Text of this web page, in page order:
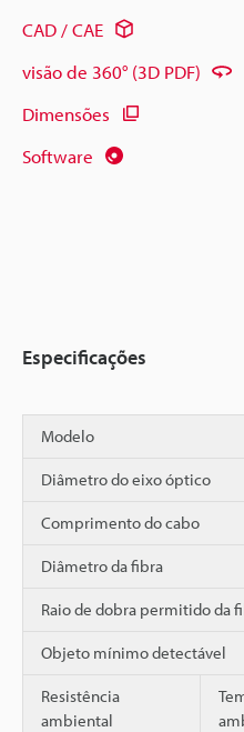
CAD / CAE
visão de 360° (3D PDF)
Dimensões
Software
Especificações
Modelo
Diâmetro do eixo óptico
Comprimento do cabo
Diâmetro da fibra
Raio de dobra permitido da
Objeto mínimo detectável
Resistência
ambiental